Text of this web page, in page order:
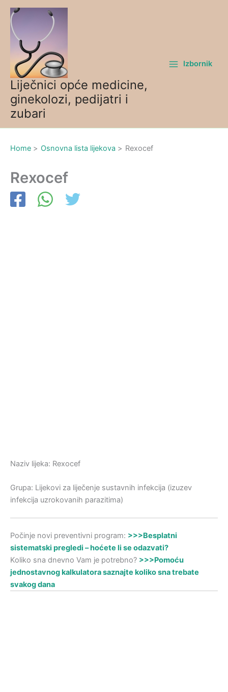
Skip
content
Liječnici opće medicine,
ginekolozi, pedijatri i
zubari
Izbornik
Home Osnovna lista lijekova Rexocef
Rexocef
Naziv lijeka: Rexocef
Grupa: Lijekovi za liječenje sustavnih infekcija (izuzev
infekcija uzrokovanih parazitima)
Počinje novi preventivni program: >>>Besplatni
sistematski pregledi – hoćete li se odazvati?
Koliko sna dnevno Vam je potrebno? >>>Pomoću
jednostavnog kalkulatora saznajte koliko sna trebate
svakog dana